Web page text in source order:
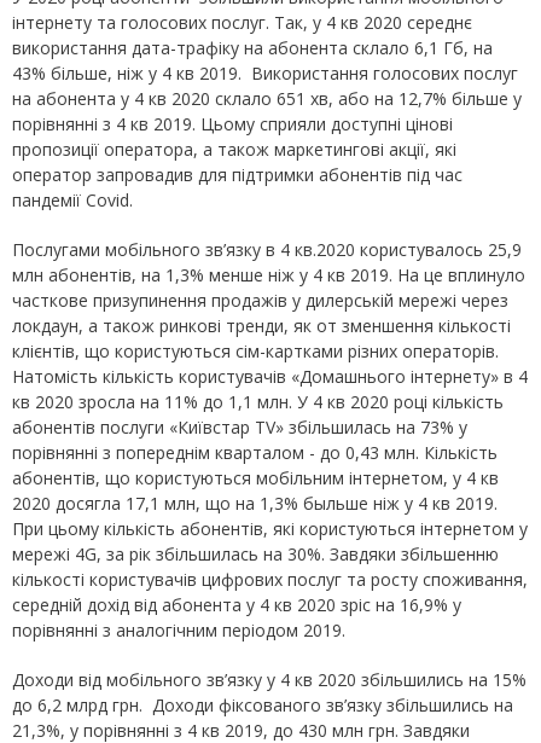
інтернету та голосових послуг. Так, у 4 кв 2020 середнє
використання дата-трафіку на абонента склало 6,1 Гб, на
43% більше, ніж у 4 кв 2019. Використання голосових послуг
на абонента у 4 кв 2020 склало 651 хв, або на 12,7% більше у
порівнянні з 4 кв 2019. Цьому сприяли доступні цінові
пропозиції оператора, а також маркетингові акції, які
оператор запровадив для підтримки абонентів під час
пандемії Covid.
Послугами мобільного зв’язку в 4 кв.2020 користувалось 25,9
млн абонентів, на 1,3% менше ніж у 4 кв 2019. На це вплинуло
часткове призупинення продажів у дилерській мережі через
локдаун, а також ринкові тренди, як от зменшення кількості
клієнтів, що користуються сім-картками різних операторів.
Натомість кількість користувачів «Домашнього інтернету» в 4
кв 2020 зросла на 11% до 1,1 млн. У 4 кв 2020 році кількість
абонентів послуги «Київстар TV» збільшилась на 73% у
порівнянні з попереднім кварталом - до 0,43 млн. Кількість
абонентів, що користуються мобільним інтернетом, у 4 кв
2020 досягла 17,1 млн, що на 1,3% быльше ніж у 4 кв 2019.
При цьому кількість абонентів, які користуються інтернетом у
мережі 4G, за рік збільшилась на 30%. Завдяки збільшенню
кількості користувачів цифрових послуг та росту споживання,
середній дохід від абонента у 4 кв 2020 зріс на 16,9% у
порівнянні з аналогічним періодом 2019.
Доходи від мобільного зв’язку у 4 кв 2020 збільшились на 15%
до 6,2 млрд грн. Доходи фіксованого зв’язку збільшились на
21,3%, у порівнянні з 4 кв 2019, до 430 млн грн. Завдяки